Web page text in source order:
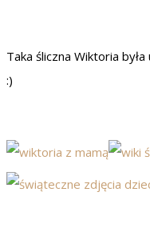
Taka śliczna Wiktoria
:)